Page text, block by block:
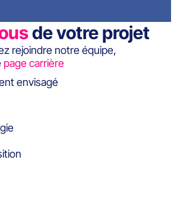
de votre projet
rejoindre notre équipe,
page carrière
envisagé